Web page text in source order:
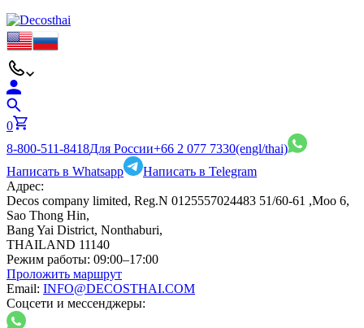
0
8-800-511-8418Для России+66 2 077 7330(engl/thai)
Написать в Whatsapp
Написать в Telegram
Адрес:
Decos company limited, Reg.N 0125557024483 51/60-61 ,Moo 6,
Sao Thong Hin,
Bang Yai District, Nonthaburi,
THAILAND 11140
Режим работы: 09:00–17:00
Проложить маршрут
Email: INFO@DECOSTHAI.COM
Соцсети и мессенджеры: